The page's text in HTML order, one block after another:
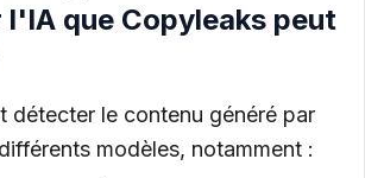
l'IA que Copyleaks peut
détecter le contenu généré par
modèles, notamment :